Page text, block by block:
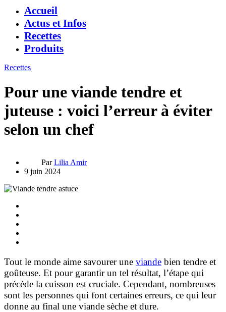
Accueil
Actus et Infos
Recettes
Produits
Recettes
Pour une viande tendre et
juteuse : voici l’erreur à éviter
selon un chef
ParLilia Amir
9 juin 2024
Tout le monde aime savourer une viande bien tendre et
goûteuse. Et pour garantir un tel résultat, l’étape qui
précède la cuisson est cruciale. Cependant, nombreuses
sont les personnes qui font certaines erreurs, ce qui leur
donne au final une viande sèche et dure.